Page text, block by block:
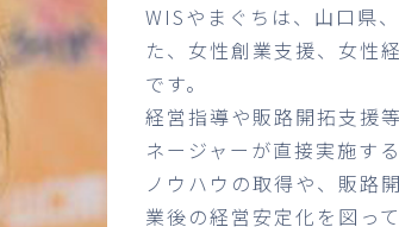
WISやまぐちは、山口県
た、女性創業支援、女性
です。
経営指導や販路開拓支援
ネージャーが直接実施す
ノウハウの取得や、販路
業後の経営安定化を図って